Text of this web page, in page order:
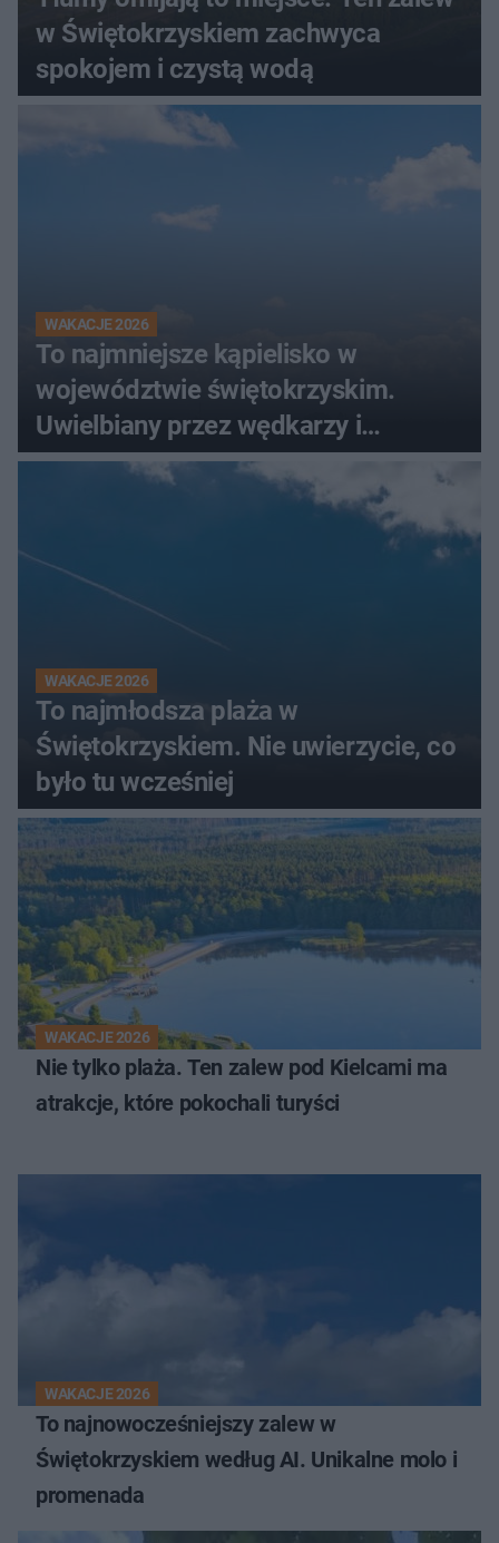
w Świętokrzyskiem zachwyca
spokojem i czystą wodą
WAKACJE 2026
To najmniejsze kąpielisko w
województwie świętokrzyskim.
Uwielbiany przez wędkarzy i
turystów
WAKACJE 2026
To najmłodsza plaża w
Świętokrzyskiem. Nie uwierzycie, co
było tu wcześniej
WAKACJE 2026
Nie tylko plaża. Ten zalew pod Kielcami ma
atrakcje, które pokochali turyści
WAKACJE 2026
To najnowocześniejszy zalew w
Świętokrzyskiem według AI. Unikalne molo i
promenada